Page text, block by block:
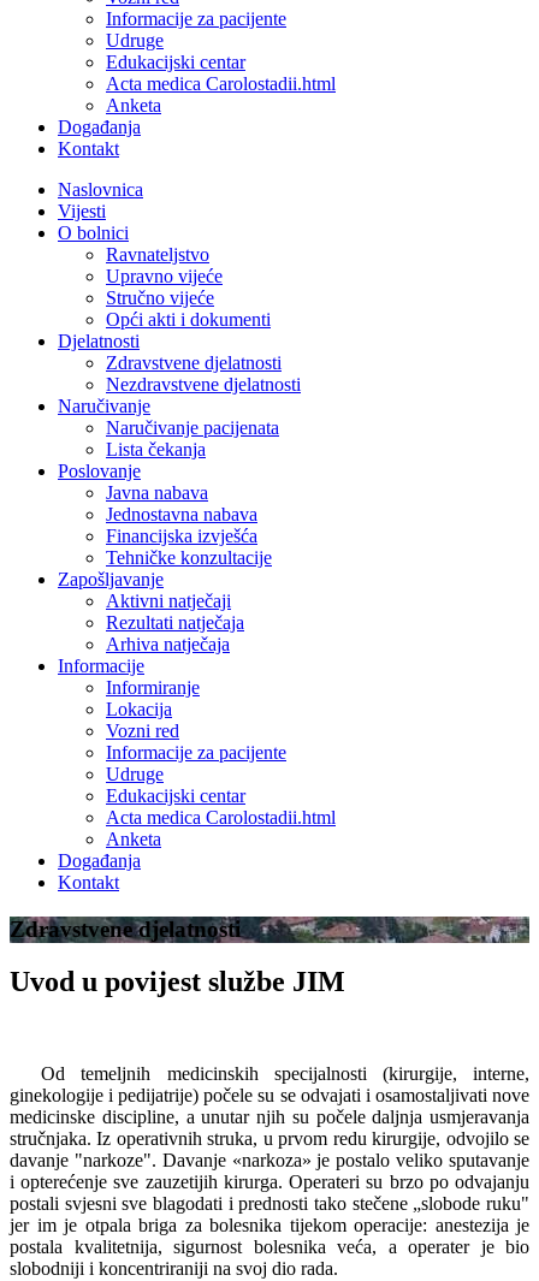
Informacije za pacijente
Udruge
Edukacijski centar
Acta medica Carolostadii.html
Anketa
Događanja
Kontakt
Naslovnica
Vijesti
O bolnici
Ravnateljstvo
Upravno vijeće
Stručno vijeće
Opći akti i dokumenti
Djelatnosti
Zdravstvene djelatnosti
Nezdravstvene djelatnosti
Naručivanje
Naručivanje pacijenata
Lista čekanja
Poslovanje
Javna nabava
Jednostavna nabava
Financijska izvješća
Tehničke konzultacije
Zapošljavanje
Aktivni natječaji
Rezultati natječaja
Arhiva natječaja
Informacije
Informiranje
Lokacija
Vozni red
Informacije za pacijente
Udruge
Edukacijski centar
Acta medica Carolostadii.html
Anketa
Događanja
Kontakt
Zdravstvene djelatnosti
Uvod u povijest službe JIM
Od temeljnih medicinskih specijalnosti (kirurgije, interne,
ginekologije i pedijatrije) počele su se odvajati i osamostaljivati nove
medicinske discipline, a unutar njih su počele daljnja usmjeravanja
stručnjaka. Iz operativnih struka, u prvom redu kirurgije, odvojilo se
davanje "narkoze". Davanje «narkoza» je postalo veliko sputavanje
i opterećenje sve zauzetijih kirurga. Operateri su brzo po odvajanju
postali svjesni sve blagodati i prednosti tako stečene „slobode ruku"
jer im je otpala briga za bolesnika tijekom operacije: anestezija je
postala kvalite­tnija, sigurnost bolesnika veća, a operater je bio
slobodniji i koncentriraniji na svoj dio rada.